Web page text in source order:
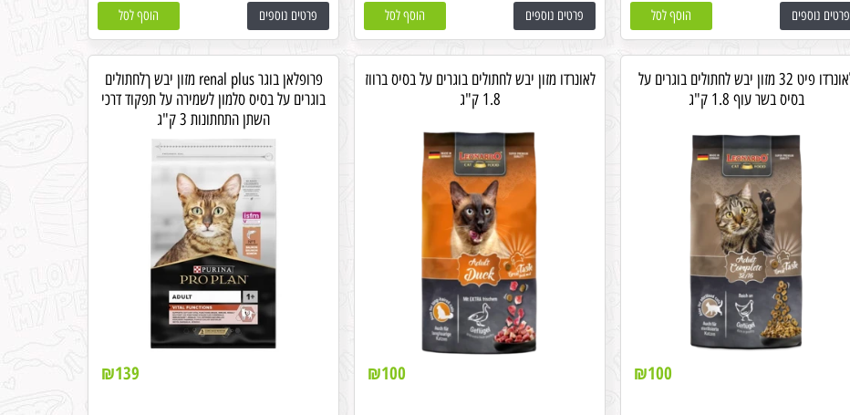
פרטים נוספים הוסף לסל פרטים נוספים הוסף לסל פרטים נוספים הוסף לסל
לאונרדו פיט 32 מזון יבש לחתולים בוגרים על
בסיס בשר עוף 1.8 ק"ג
₪100
לאונרדו מזון יבש לחתולים בוגרים על בסיס ברווז
1.8 ק"ג
₪100
פרופלאן בוגר renal plus מזון יבש ךלחתולים
בוגרים על בסיס סלמון לשמירה על תפקוד דרכי
השתן התחתונות 3 ק"ג
₪139